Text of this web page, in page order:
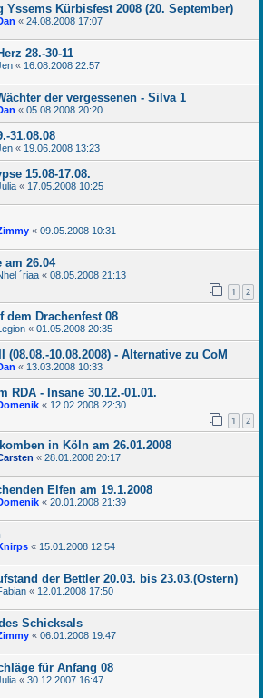
Yssems Kürbisfest 2008 (20. September)
« 24.08.2008 17:07
28.-30-11
« 16.08.2008 22:57
der vergessenen - Silva 1
« 05.08.2008 20:20
31.08.08
« 19.06.2008 13:23
15.08-17.08.
« 17.05.2008 10:25
« 09.05.2008 10:31
am 26.04
´riaa « 08.05.2008 21:13
1 2
dem Drachenfest 08
« 01.05.2008 20:35
(08.08.-10.08.2008) - Alternative zu CoM
« 13.03.2008 10:33
RDA - Insane 30.12.-01.01.
« 12.02.2008 22:30
1 2
in Köln am 26.01.2008
« 28.01.2008 20:17
Elfen am 19.1.2008
« 20.01.2008 21:39
« 15.01.2008 12:54
der Bettler 20.03. bis 23.03.(Ostern)
« 12.01.2008 17:50
Schicksals
« 06.01.2008 19:47
für Anfang 08
« 30.12.2007 16:47